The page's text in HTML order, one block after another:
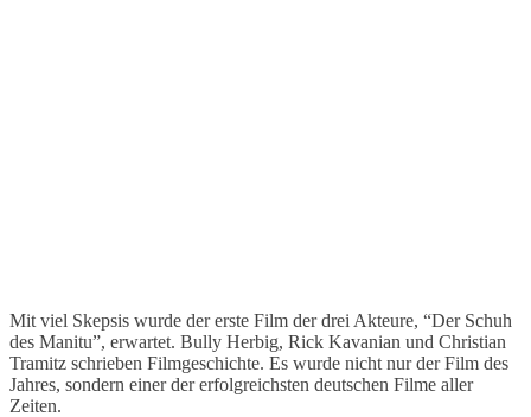
Mit viel Skepsis wurde der erste Film der drei Akteure, “Der Schuh
des Manitu”, erwartet. Bully Herbig, Rick Kavanian und Christian
Tramitz schrieben Filmgeschichte. Es wurde nicht nur der Film des
Jahres, sondern einer der erfolgreichsten deutschen Filme aller
Zeiten.